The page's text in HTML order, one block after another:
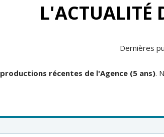
L'ACTUALITÉ
Dernières
productions récentes de l'Agence (5 ans).